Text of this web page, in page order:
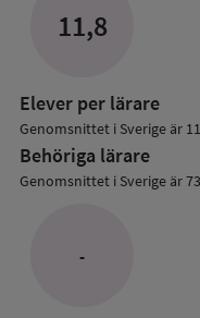
11,8
Elever per lärare
Genomsnittet i Sverige är
Behöriga lärare
Genomsnittet i Sverige är
-